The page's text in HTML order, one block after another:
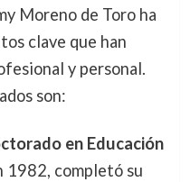
Moreno de Toro ha
clave que han
y personal.
son:
en Educación
1982, completó su